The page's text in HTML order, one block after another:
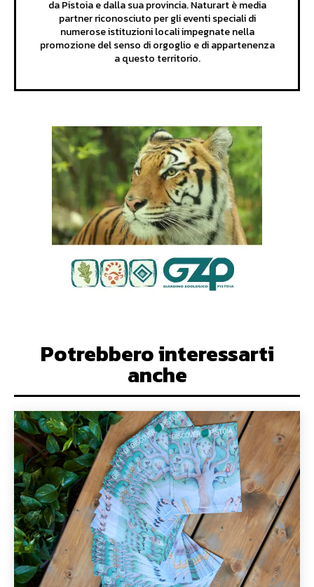
da Pistoia e dalla sua provincia. Naturart è media
partner riconosciuto per gli eventi speciali di
numerose istituzioni locali impegnate nella
promozione del senso di orgoglio e di appartenenza
a questo territorio.
Potrebbero interessarti
anche